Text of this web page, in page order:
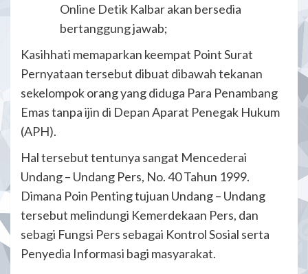
Online Detik Kalbar akan bersedia
bertanggung jawab;
Kasihhati memaparkan keempat Point Surat
Pernyataan tersebut dibuat dibawah tekanan
sekelompok orang yang diduga Para Penambang
Emas tanpa ijin di Depan Aparat Penegak Hukum
(APH).
Hal tersebut tentunya sangat Mencederai
Undang – Undang Pers, No. 40 Tahun 1999.
Dimana Poin Penting tujuan Undang – Undang
tersebut melindungi Kemerdekaan Pers, dan
sebagi Fungsi Pers sebagai Kontrol Sosial serta
Penyedia Informasi bagi masyarakat.